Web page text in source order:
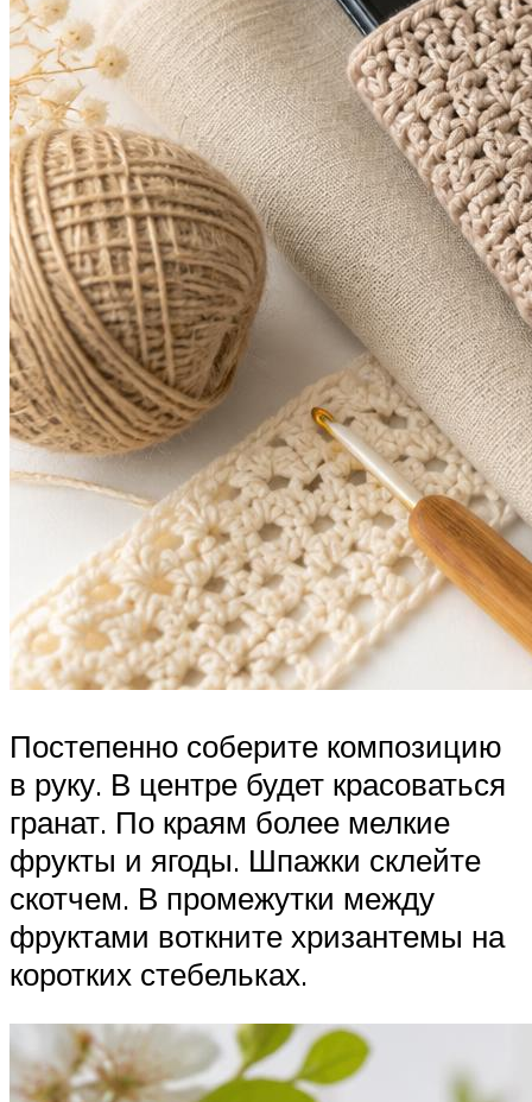
Постепенно соберите композицию
в руку. В центре будет красоваться
гранат. По краям более мелкие
фрукты и ягоды. Шпажки склейте
скотчем. В промежутки между
фруктами воткните хризантемы на
коротких стебельках.